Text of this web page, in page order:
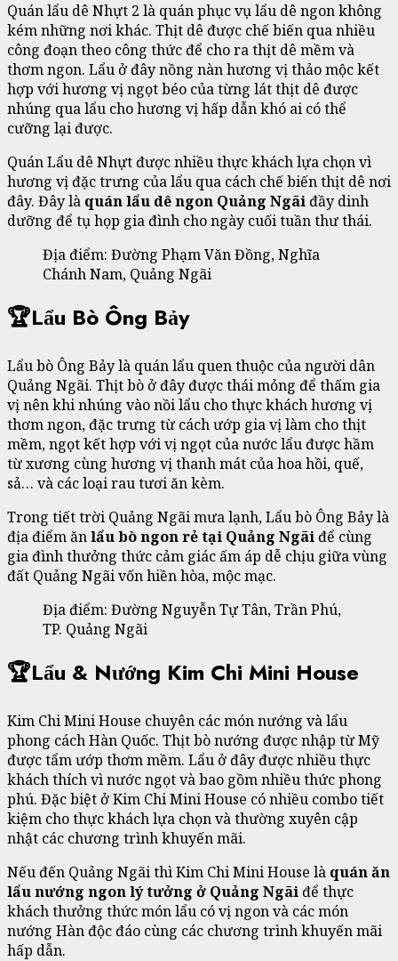
Quán lẩu dê Nhựt 2 là quán phục vụ lẩu dê ngon không
kém những nơi khác. Thịt dê được chế biến qua nhiều
công đoạn theo công thức để cho ra thịt dê mềm và
thơm ngon. Lẩu ở đây nồng nàn hương vị thảo mộc kết
hợp với hương vị ngọt béo của từng lát thịt dê được
nhúng qua lẩu cho hương vị hấp dẫn khó ai có thể
cưỡng lại được.
Quán Lẩu dê Nhựt được nhiều thực khách lựa chọn vì
hương vị đặc trưng của lẩu qua cách chế biến thịt dê nơi
đây. Đây là quán lẩu dê ngon Quảng Ngãiđầy dinh
dưỡng để tụ họp gia đình cho ngày cuối tuần thư thái.
Địa điểm: Đường Phạm Văn Đồng, Nghĩa
Chánh Nam, Quảng Ngãi
🏆Lẩu Bò Ông Bảy
Lẩu bò Ông Bảy là quán lẩu quen thuộc của người dân
Quảng Ngãi. Thịt bò ở đây được thái mỏng để thấm gia
vị nên khi nhúng vào nồi lẩu cho thực khách hương vị
thơm ngon, đặc trưng từ cách ướp gia vị làm cho thịt
mềm, ngọt kết hợp với vị ngọt của nước lẩu được hầm
từ xương cùng hương vị thanh mát của hoa hồi, quế,
sả… và các loại rau tươi ăn kèm.
Trong tiết trời Quảng Ngãi mưa lạnh, Lẩu bò Ông Bảy là
địa điểm ănlẩu bò ngon rẻ tại Quảng Ngãiđể cùng
gia đình thưởng thức cảm giác ấm áp dễ chịu giữa vùng
đất Quảng Ngãi vốn hiền hòa, mộc mạc.
Địa điểm: Đường Nguyễn Tự Tân, Trần Phú,
TP. Quảng Ngãi
🏆Lẩu & Nướng Kim Chi Mini House
Kim Chi Mini House chuyên các món nướng và lẩu
phong cách Hàn Quốc. Thịt bò nướng được nhập từ Mỹ
được tẩm ướp thơm mềm. Lẩu ở đây được nhiều thực
khách thích vì nước ngọt và bao gồm nhiều thức phong
phú. Đặc biệt ở Kim Chi Mini House có nhiều combo tiết
kiệm cho thực khách lựa chọn và thường xuyên cập
nhật các chương trình khuyến mãi.
Nếu đến Quảng Ngãi thì Kim Chi Mini House là quán ăn
lẩu nướng ngon lý tưởng ở Quảng Ngãiđể thực
khách thưởng thức món lẩu có vị ngon và các món
nướng Hàn độc đáo cùng các chương trình khuyến mãi
hấp dẫn.